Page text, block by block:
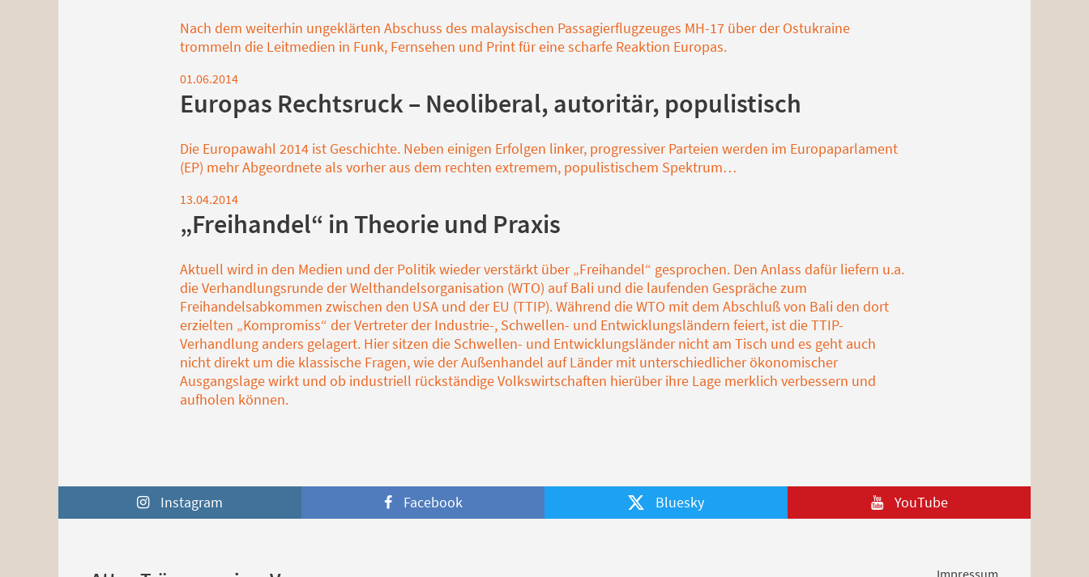
Nach dem weiterhin ungeklärten Abschuss des malaysischen Passagierflugzeuges MH-17 über der Ostukraine
trommeln die Leitmedien in Funk, Fernsehen und Print für eine scharfe Reaktion Europas.
01.06.2014
Europas Rechtsruck – Neoliberal, autoritär, populistisch
Die Europawahl 2014 ist Geschichte. Neben einigen Erfolgen linker, progressiver Parteien werden im Europaparlament
(EP) mehr Abgeordnete als vorher aus dem rechten extremem, populistischem Spektrum…
13.04.2014
„Freihandel“ in Theorie und Praxis
Aktuell wird in den Medien und der Politik wieder verstärkt über „Freihandel“ gesprochen. Den Anlass dafür liefern u.a.
die Verhandlungsrunde der Welthandelsorganisation (WTO) auf Bali und die laufenden Gespräche zum
Freihandelsabkommen zwischen den USA und der EU (TTIP). Während die WTO mit dem Abschluß von Bali den dort
erzielten „Kompromiss“ der Vertreter der Industrie-, Schwellen- und Entwicklungsländern feiert, ist die TTIP-
Verhandlung anders gelagert. Hier sitzen die Schwellen- und Entwicklungsländer nicht am Tisch und es geht auch
nicht direkt um die klassische Fragen, wie der Außenhandel auf Länder mit unterschiedlicher ökonomischer
Ausgangslage wirkt und ob industriell rückständige Volkswirtschaften hierüber ihre Lage merklich verbessern und
aufholen können.
Instagram Facebook Bluesky YouTube